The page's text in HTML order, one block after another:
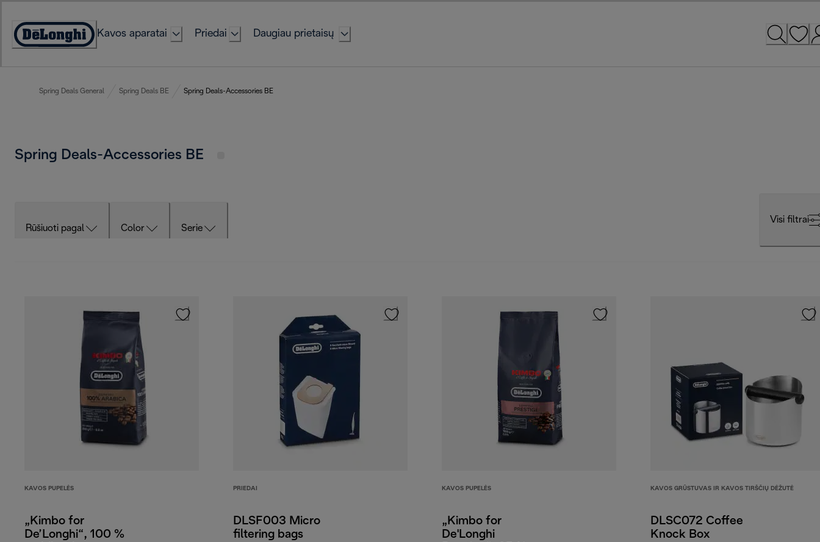
Content
Accessibility
Kavos aparatai Priedai Daugiau prietaisų
Spring Deals General Spring Deals BE Spring Deals-Accessories BE
Spring Deals-Accessories BE
Rūšiuoti pagal Color Serie
Visi filtrai
KAVOS PUPELĖS
„Kimbo for
De’Longhi“, 100 %
PRIEDAI
DLSF003 Micro
filtering bags
KAVOS PUPELĖS
„Kimbo for
De'Longhi
KAVOS GRŪSTUVAS IR KAVOS TIRŠČIŲ DĖŽUTĖ
DLSC072 Coffee
Knock Box